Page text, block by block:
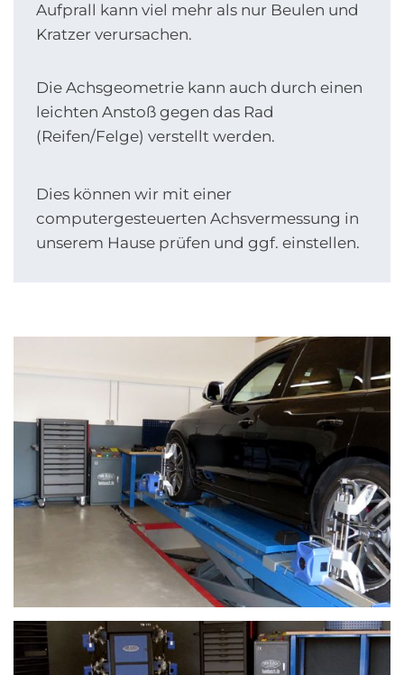
Aufprall kann viel mehr als nur Beulen und
Kratzer verursachen.
Die Achsgeometrie kann auch durch einen
leichten Anstoß gegen das Rad
(Reifen/Felge) verstellt werden.
Dies können wir mit einer
computergesteuerten Achsvermessung in
unserem Hause prüfen und ggf. einstellen.